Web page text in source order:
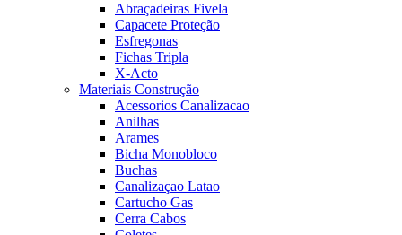
Abraçadeiras Fivela
Capacete Proteção
Esfregonas
Fichas Tripla
X-Acto
Materiais Construção
Acessorios Canalizacao
Anilhas
Arames
Bicha Monobloco
Buchas
Canalizaçao Latao
Cartucho Gas
Cerra Cabos